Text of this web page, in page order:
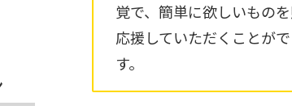
覚で、簡単に欲しいもの
応援していただくことが
す。